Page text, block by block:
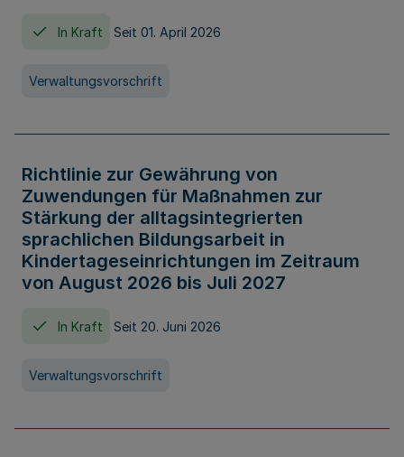
In Kraft Seit 01. April 2026
Verwaltungsvorschrift
Richtlinie zur Gewährung von
Zuwendungen für Maßnahmen zur
Stärkung der alltagsintegrierten
sprachlichen Bildungsarbeit in
Kindertageseinrichtungen im Zeitraum
von August 2026 bis Juli 2027
In Kraft Seit 20. Juni 2026
Verwaltungsvorschrift